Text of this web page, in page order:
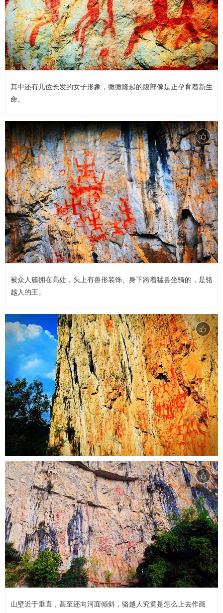
其中还有几位长发的女子形象，微微隆起的腹部像是正孕育着新生
命。
被众人簇拥在高处，头上有兽形装饰、身下跨着猛兽坐骑的，是骆
越人的王。
山壁近于垂直，甚至还向河面倾斜，骆越人究竟是怎么上去作画